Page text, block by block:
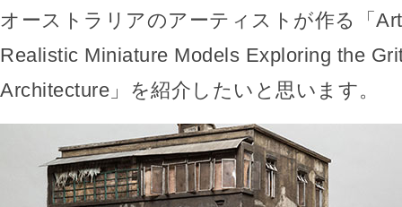
オーストラリアのアーティストが作る「
Realistic Miniature Models Exploring the
Architecture」を紹介したいと思います。